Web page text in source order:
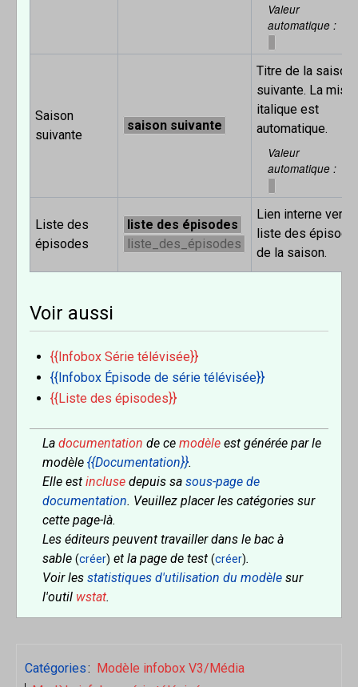
Valeur
automatique
Saison
suivante
saison suivante
Titre de la saison
suivante. La mise
italique est
automatique.
Valeur
automatique
Liste des
épisodes
liste des épisodes
liste_des_épisodes
Lien interne vers
liste des
de la saison.
Voir aussi
{{Infobox Série télévisée}}
{{Infobox Épisode de série télévisée}}
{{Liste des épisodes}}
La documentation de ce modèle est générée par le
modèle {{Documentation}}.
Elle est incluse depuis sa sous-page de
documentation. Veuillez placer les catégories sur
cette page-là.
Les éditeurs peuvent travailler dans le bac à
sable (créer) et la page de test (créer).
Voir les statistiques d'utilisation du modèle sur
l'outil wstat.
Catégories:
Modèle infobox V3/Média